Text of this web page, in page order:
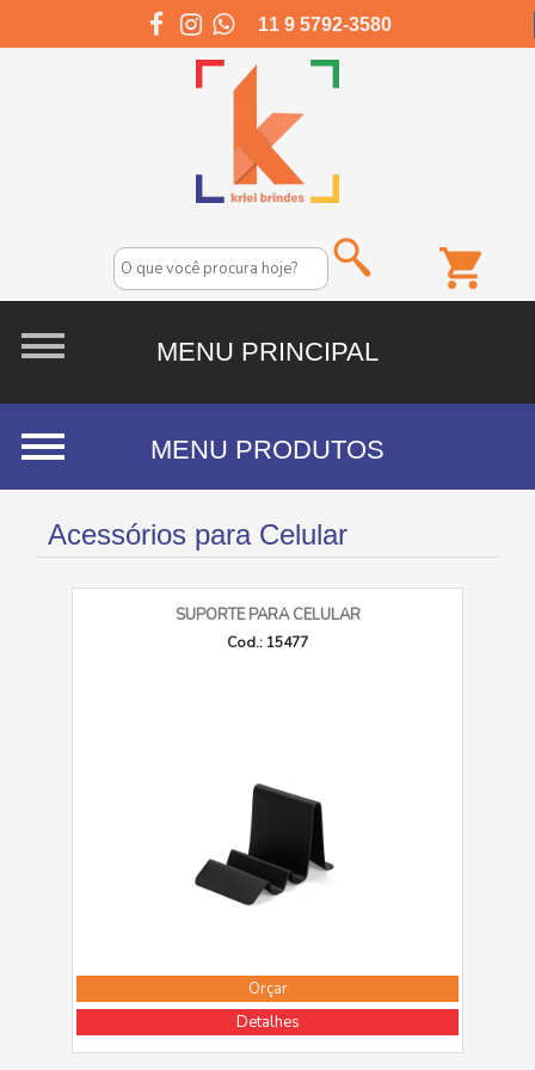
11 9 5792-3580
Acessórios para Celular
SUPORTE PARA CELULAR
Cod.: 15477
Orçar
Detalhes